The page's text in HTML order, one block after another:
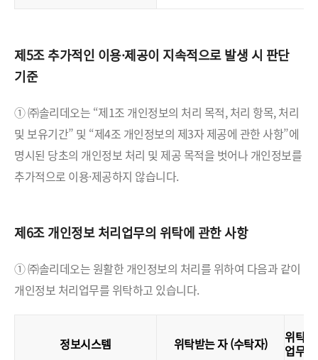
제5조 추가적인 이용·제공이 지속적으로 발생 시 판단
기준
① ㈜솔리데오는 “제1조 개인정보의 처리 목적, 처리 항목, 처리
및 보유기간” 및 “제4조 개인정보의 제3자 제공에 관한 사항”에
명시된 당초의 개인정보 처리 및 제공 목적을 벗어나 개인정보를
추가적으로 이용·제공하지 않습니다.
제6조 개인정보 처리업무의 위탁에 관한 사항
① ㈜솔리데오는 원활한 개인정보의 처리를 위하여 다음과 같이
개인정보 처리업무를 위탁하고 있습니다.
정보시스템 위탁받는 자 (수탁자)
위탁
업무